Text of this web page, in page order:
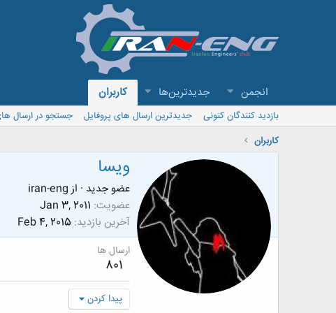
انجمن جدیدترین‌ها کاربران
بازدید کنندگان کنونی جدیدترین ارسال های پروفایل
جستجو در ارسال
کاربران
ویسا
عضو جدید · از iran-eng
عضویت Jan 3, 2011
آخرین بازدید Feb 4, 2015
ارسال ها
801
پیدا کردن